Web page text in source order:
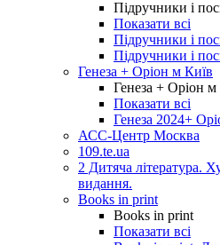
Підручники і
Показати всі
Підручники і
Підручники і
Генеза + Оріон м Київ
Генеза + Оріон м
Показати всі
Генеза 2024+
АСС-Центр Москва
109.te.ua
2 Дитяча література.
видання.
Books in print
Books in print
Показати всі